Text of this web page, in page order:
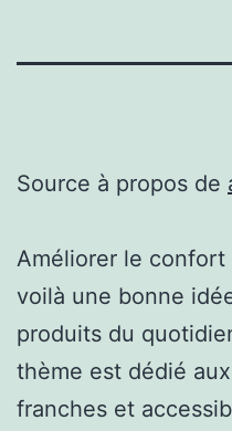
Source à propos de
Améliorer le
voilà une bonne
produits du
thème est dédié
franches et